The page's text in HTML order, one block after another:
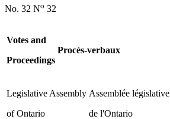
No. 32 No 32
Votes and
Proceedings
Procès-verbaux
Legislative Assembly
of Ontario
Assemblée législative
de l'Ontario